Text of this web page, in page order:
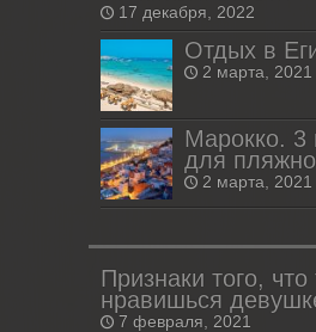
17 декабря, 2022
Отдых в
2 марта, 2021
Марокко. 3
для
2 марта, 2021
Признаки того, что
нравишься
7 февраля, 2021